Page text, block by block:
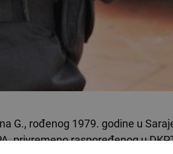
G., rođenog 1979. godine u
, privremeno raspoređenog u